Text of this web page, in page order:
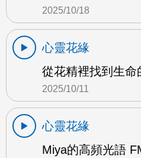
2025/10/18
心靈花緣
從花精裡找到生命
2025/10/11
心靈花緣
Miya的高頻光語